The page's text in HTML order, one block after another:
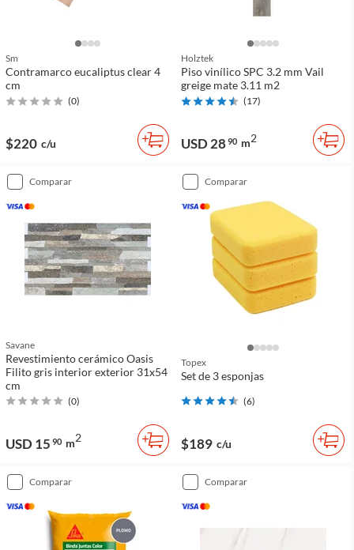
Sm
Contramarco eucaliptus clear 4
cm
(0)
$220 c/u
Holztek
Piso vinílico SPC 3.2 mm Vail
greige mate 3.11 m2
(17)
USD 2890 m2
comparar
Savane
Revestimiento cerámico Oasis
Filito gris interior exterior 31x54
cm
(0)
USD 15 90 m2
comparar
Topex
Set de 3 esponjas
(6)
$189 c/u
comparar comparar